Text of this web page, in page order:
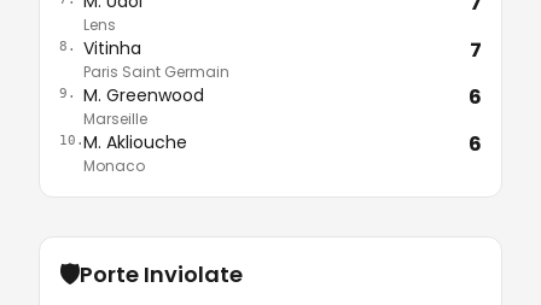
Lens
8. Vitinha
Paris Saint Germain
7
9. M. Greenwood
Marseille
6
10.M. Akliouche
Monaco
6
🛡️Porte Inviolate